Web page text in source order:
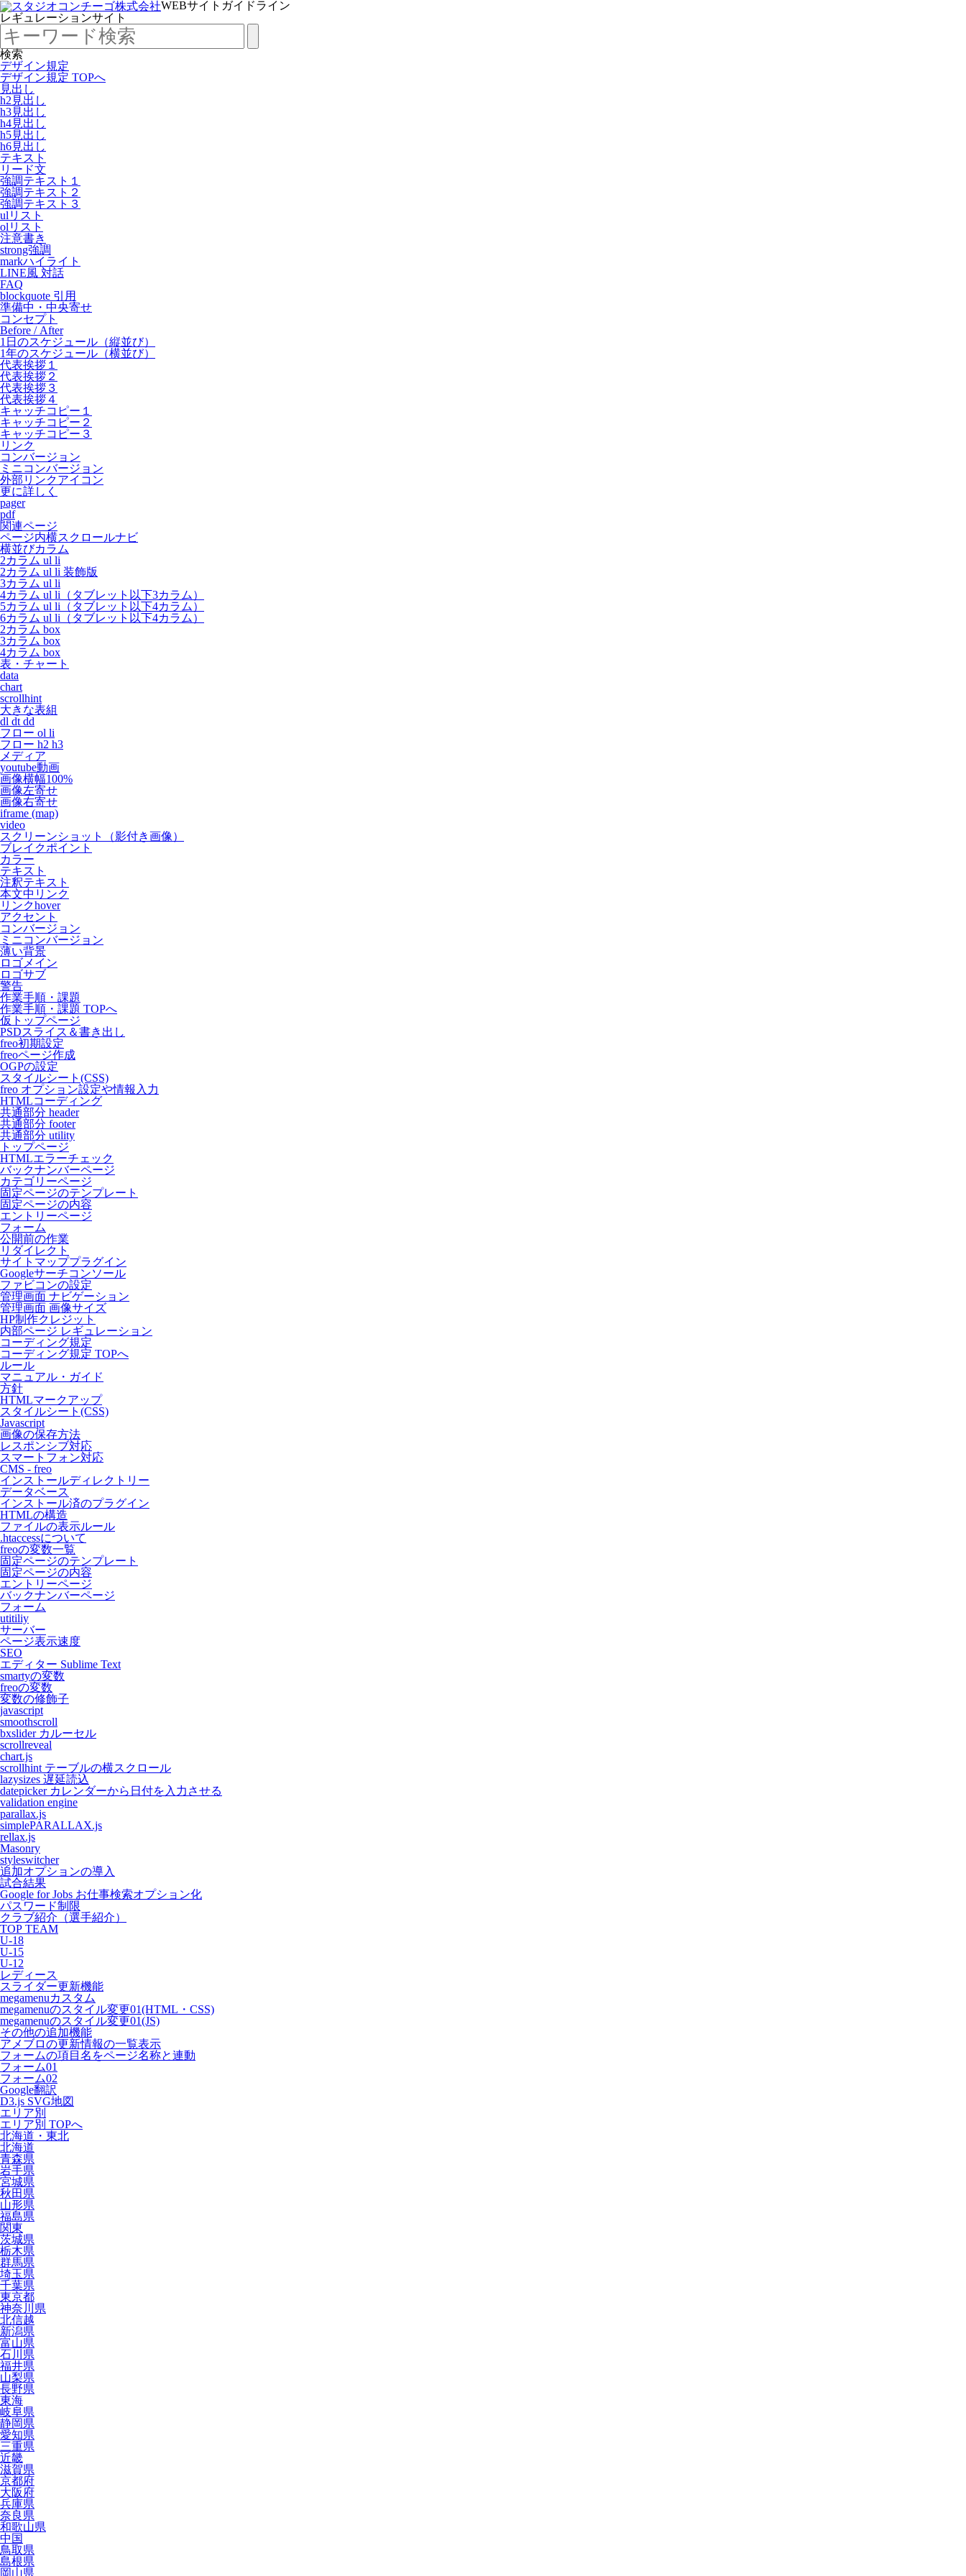
WEBサイトガイドライン
レギュレーションサイト
検索
デザイン規定
デザイン規定 TOPへ
見出し
h2見出し
h3見出し
h4見出し
h5見出し
h6見出し
テキスト
リード文
強調テキスト１
強調テキスト２
強調テキスト３
ulリスト
olリスト
注意書き
strong強調
markハイライト
LINE風 対話
FAQ
blockquote 引用
準備中・中央寄せ
コンセプト
Before / After
1日のスケジュール（縦並び）
1年のスケジュール（横並び）
代表挨拶１
代表挨拶２
代表挨拶３
代表挨拶４
キャッチコピー１
キャッチコピー２
キャッチコピー３
リンク
コンバージョン
ミニコンバージョン
外部リンクアイコン
更に詳しく
pager
pdf
関連ページ
ページ内横スクロールナビ
横並びカラム
2カラム ul li
2カラム ul li 装飾版
3カラム ul li
4カラム ul li（タブレット以下3カラム）
5カラム ul li（タブレット以下4カラム）
6カラム ul li（タブレット以下4カラム）
2カラム box
3カラム box
4カラム box
表・チャート
data
chart
scrollhint
大きな表組
dl dt dd
フロー ol li
フロー h2 h3
メディア
youtube動画
画像横幅100%
画像左寄せ
画像右寄せ
iframe (map)
video
スクリーンショット（影付き画像）
ブレイクポイント
カラー
テキスト
注釈テキスト
本文中リンク
リンクhover
アクセント
コンバージョン
ミニコンバージョン
薄い背景
ロゴメイン
ロゴサブ
警告
作業手順・課題
作業手順・課題 TOPへ
仮トップページ
PSDスライス＆書き出し
freo初期設定
freoページ作成
OGPの設定
スタイルシート(CSS)
freo オプション設定や情報入力
HTMLコーディング
共通部分 header
共通部分 footer
共通部分 utility
トップページ
HTMLエラーチェック
バックナンバーページ
カテゴリーページ
固定ページのテンプレート
固定ページの内容
エントリーページ
フォーム
公開前の作業
リダイレクト
サイトマッププラグイン
Googleサーチコンソール
ファビコンの設定
管理画面 ナビゲーション
管理画面 画像サイズ
HP制作クレジット
内部ページ レギュレーション
コーディング規定
コーディング規定 TOPへ
ルール
マニュアル・ガイド
方針
HTMLマークアップ
スタイルシート(CSS)
Javascript
画像の保存方法
レスポンシブ対応
スマートフォン対応
CMS - freo
インストールディレクトリー
データベース
インストール済のプラグイン
HTMLの構造
ファイルの表示ルール
.htaccessについて
freoの変数一覧
固定ページのテンプレート
固定ページの内容
エントリーページ
バックナンバーページ
フォーム
utitiliy
サーバー
ページ表示速度
SEO
エディター Sublime Text
smartyの変数
freoの変数
変数の修飾子
javascript
smoothscroll
bxslider カルーセル
scrollreveal
chart.js
scrollhint テーブルの横スクロール
lazysizes 遅延読込
datepicker カレンダーから日付を入力させる
validation engine
parallax.js
simplePARALLAX.js
rellax.js
Masonry
styleswitcher
追加オプションの導入
試合結果
Google for Jobs お仕事検索オプション化
パスワード制限
クラブ紹介（選手紹介）
TOP TEAM
U-18
U-15
U-12
レディース
スライダー更新機能
megamenuカスタム
megamenuのスタイル変更01(HTML・CSS)
megamenuのスタイル変更01(JS)
その他の追加機能
アメブロの更新情報の一覧表示
フォームの項目名をページ名称と連動
フォーム01
フォーム02
Google翻訳
D3.js SVG地図
エリア別
エリア別 TOPへ
北海道・東北
北海道
青森県
岩手県
宮城県
秋田県
山形県
福島県
関東
茨城県
栃木県
群馬県
埼玉県
千葉県
東京都
神奈川県
北信越
新潟県
富山県
石川県
福井県
山梨県
長野県
東海
岐阜県
静岡県
愛知県
三重県
近畿
滋賀県
京都府
大阪府
兵庫県
奈良県
和歌山県
中国
鳥取県
島根県
岡山県